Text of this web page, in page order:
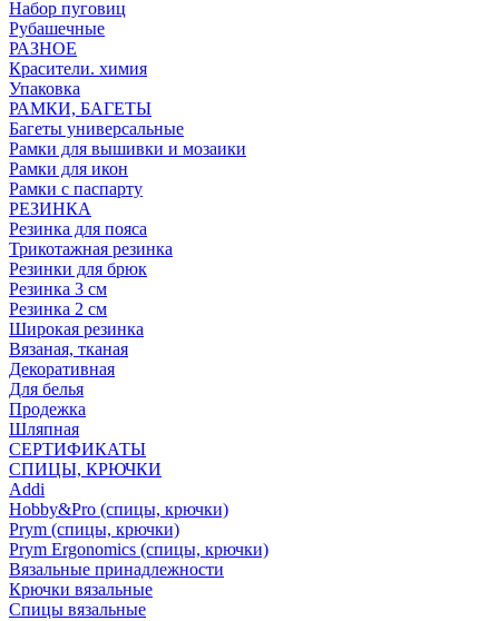
Набор пуговиц
Рубашечные
РАЗНОЕ
Красители. химия
Упаковка
РАМКИ, БАГЕТЫ
Багеты универсальные
Рамки для вышивки и мозаики
Рамки для икон
Рамки с паспарту
РЕЗИНКА
Резинка для пояса
Трикотажная резинка
Резинки для брюк
Резинка 3 см
Резинка 2 см
Широкая резинка
Вязаная, тканая
Декоративная
Для белья
Продежка
Шляпная
СЕРТИФИКАТЫ
СПИЦЫ, КРЮЧКИ
Addi
Hobby&Pro (спицы, крючки)
Prym (спицы, крючки)
Prym Ergonomics (спицы, крючки)
Вязальные принадлежности
Крючки вязальные
Спицы вязальные